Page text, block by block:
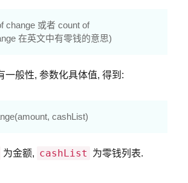
change 或者 count of
在英文中有零钱的意思)
一般性, 参数化具体值, 得到:
cashList)
为金额, cashList 为零钱列表.